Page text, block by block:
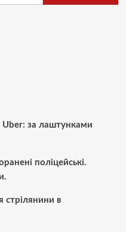
Uber: за лаштунками
поліцейські.
стрілянини в